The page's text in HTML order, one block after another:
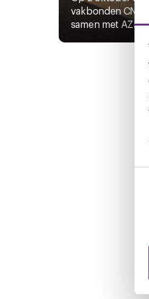
vakbonden CNV
samen met AZL